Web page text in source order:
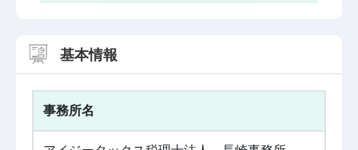
基本情報
事務所名